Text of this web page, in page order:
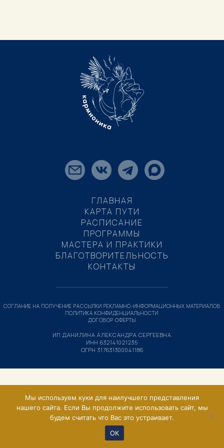
ГЛАВНАЯ
КАРТА ПУТИ
РАСПИСАНИЕ
ПРОГРАММЫ
МАСТЕРА И ПРАКТИКИ
БЛАГОТВОРИТЕЛЬНОСТЬ
КОНТАКТЫ
ИП ДАНИЛИНА АЛЕКСАНДРА СЕРГЕЕВНА
ИНН 632141021235
ОГРН 317631300041186
СОГЛАНИЕ НА ПОЛУЧЕНИЕ РАССЫЛКИ РЕКЛАМНО-ИНФОРМАЦИОННЫХ МАТЕРИАЛОВ
ПОЛИТИКА КОНФИДЕНЦИАЛЬНОСТИ
ДОГОВОР ОФЕРТЫ
Мы используем куки для наилучшего представления
нашего сайта. Если Вы продолжите использовать сайт, мы
будем считать что Вас это устраивает.
ОК